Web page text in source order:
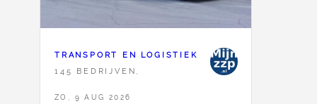
TRANSPORT EN LOGISTIEK
145 BEDRIJVEN,
ZO, 9 AUG 2026